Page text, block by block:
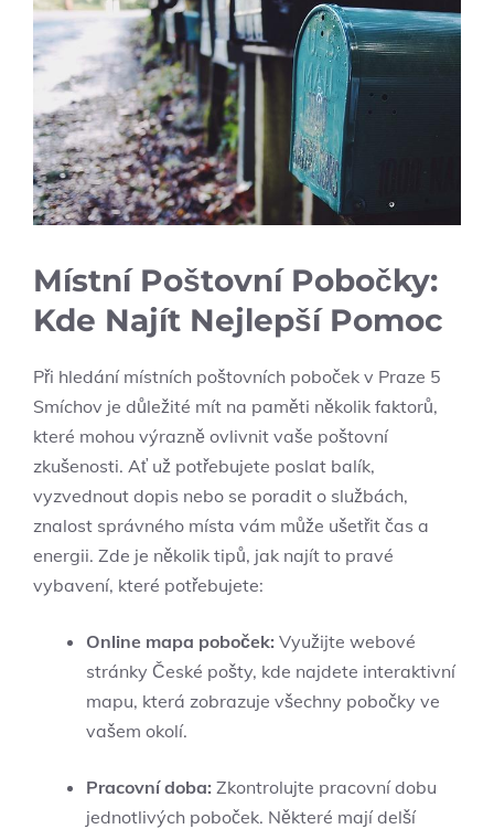
Místní Poštovní Pobočky:
Kde Najít Nejlepší Pomoc
Při hledání místních poštovních poboček v Praze 5
Smíchov je důležité mít na paměti několik faktorů,
které mohou výrazně ovlivnit vaše poštovní
zkušenosti. Ať už potřebujete poslat balík,
vyzvednout dopis nebo se poradit o službách,
znalost správného místa vám může ušetřit čas a
energii. Zde je několik tipů, jak najít to pravé
vybavení, které potřebujete:
Online mapa poboček: Využijte webové
stránky České pošty, kde najdete interaktivní
mapu, která zobrazuje všechny pobočky ve
vašem okolí.
Pracovní doba: Zkontrolujte pracovní dobu
jednotlivých poboček. Některé mají delší